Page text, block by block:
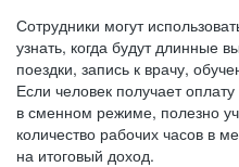
Сотрудники могут
узнать, когда будут длинные
поездки, запись к врачу,
Если человек получает
в сменном режиме, полезно
количество рабочих часов в
на итоговый доход.